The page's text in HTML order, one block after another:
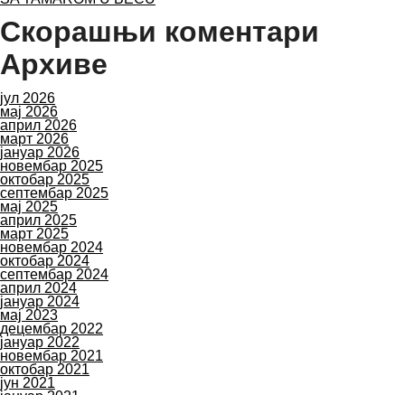
Скорашњи коментари
Архиве
јул 2026
мај 2026
април 2026
март 2026
јануар 2026
новембар 2025
октобар 2025
септембар 2025
мај 2025
април 2025
март 2025
новембар 2024
октобар 2024
септембар 2024
април 2024
јануар 2024
мај 2023
децембар 2022
јануар 2022
новембар 2021
октобар 2021
јун 2021